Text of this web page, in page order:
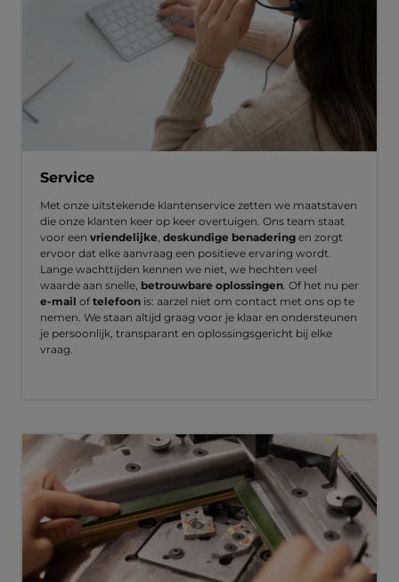
Service
Met onze uitstekende klantenservice zetten we maatstaven
die onze klanten keer op keer overtuigen. Ons team staat
voor een vriendelijke, deskundige benadering en zorgt
ervoor dat elke aanvraag een positieve ervaring wordt.
Lange wachttijden kennen we niet, we hechten veel
waarde aan snelle, betrouwbare oplossingen. Of het nu per
e-mail oftelefoon is: aarzel niet om contact met ons op te
nemen. We staan altijd graag voor je klaar en ondersteunen
je persoonlijk, transparant en oplossingsgericht bij elke
vraag.